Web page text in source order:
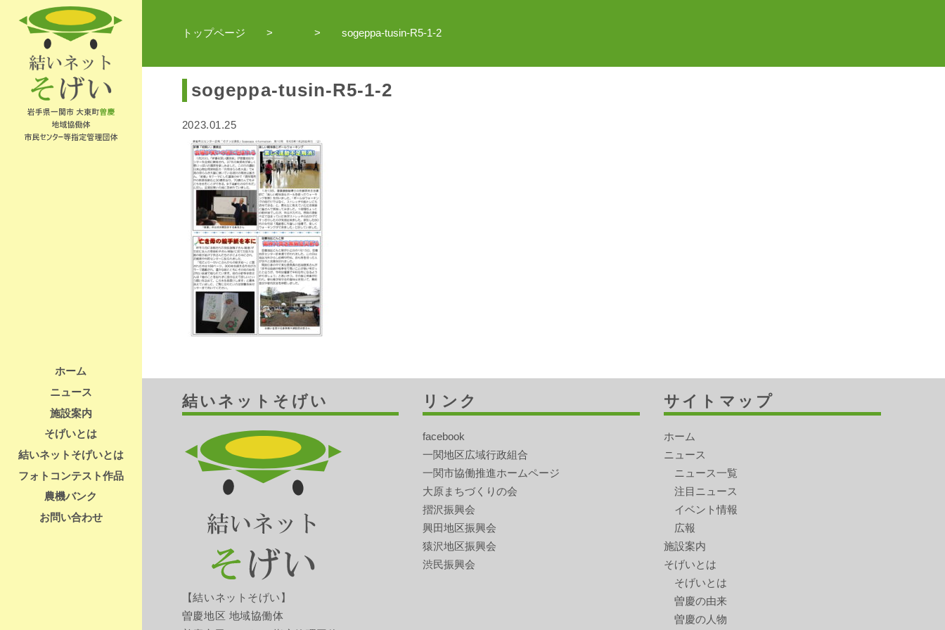
ホーム
ニュース
施設案内
そげいとは
結いネットそげいとは
フォトコンテスト作品
農機バンク
お問い合わせ
トップページ sogeppa-tusin-R5-1-2
sogeppa-tusin-R5-1-2
2023.01.25
結いネットそげい
【結いネットそげい】
曽慶地区 地域協働体
リンク
facebook
一関地区広域行政組合
一関市協働推進ホームページ
大原まちづくりの会
摺沢振興会
興田地区振興会
猿沢地区振興会
渋民振興会
サイトマップ
ホーム
ニュース
ニュース一覧
注目ニュース
イベント情報
広報
施設案内
そげいとは
そげいとは
曽慶の由来
曽慶の人物